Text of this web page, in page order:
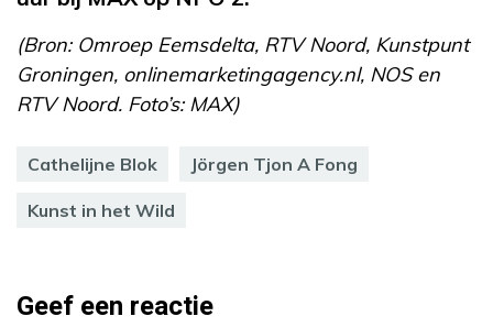
(Bron: Omroep Eemsdelta, RTV Noord, Kunstpunt
Groningen, onlinemarketingagency.nl, NOS en
RTV Noord. Foto’s: MAX)
Cathelijne Blok Jörgen Tjon A Fong
Kunst in het Wild
Geef een reactie